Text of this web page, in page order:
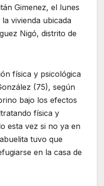
Gimenez, el lunes
vivienda ubicada
Nigó, distrito de
física y psicológica
(75), según
bajo los efectos
física y
esta vez si no ya en
tuvo que
en la casa de